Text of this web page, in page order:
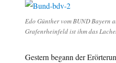
Edo Günther vom BUND Bayern
Grafenrheinfeld ist ihm das
Gestern begann der